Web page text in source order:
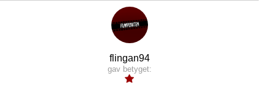
flingan94
gav betyget: